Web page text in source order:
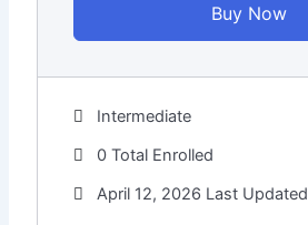
Buy Now
Intermediate
0 Total Enrolled
April 12, 2026 Last Updated